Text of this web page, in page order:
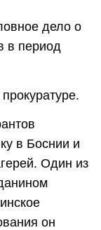
дело о
в период
в Боснии и
Один из
он